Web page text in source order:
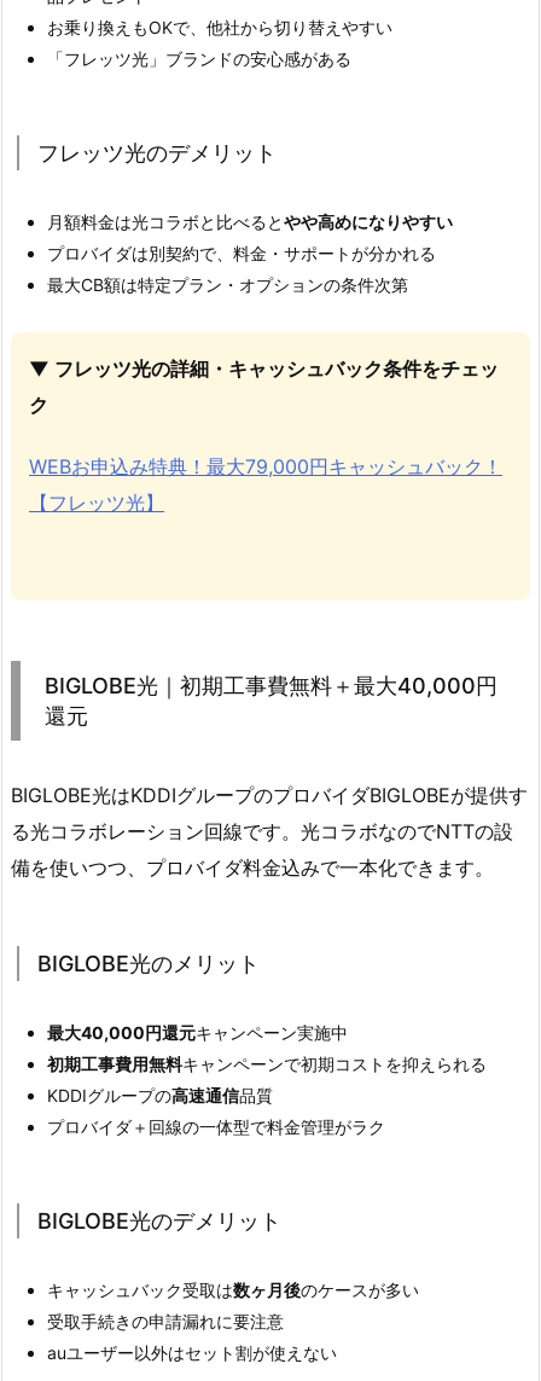
お乗り換えもOKで、他社から切り替えやすい
「フレッツ光」ブランドの安心感がある
フレッツ光のデメリット
月額料金は光コラボと比べるとやや高めになりやすい
プロバイダは別契約で、料金・サポートが分かれる
最大CB額は特定プラン・オプションの条件次第
▼ フレッツ光の詳細・キャッシュバック条件をチェッ
ク
WEBお申込み特典！最大79,000円キャッシュバック！
【フレッツ光】
BIGLOBE光｜初期工事費無料＋最大40,000円
還元
BIGLOBE光はKDDIグループのプロバイダBIGLOBEが提供す
る光コラボレーション回線です。光コラボなのでNTTの設
備を使いつつ、プロバイダ料金込みで一本化できます。
BIGLOBE光のメリット
最大40,000円還元キャンペーン実施中
初期工事費用無料キャンペーンで初期コストを抑えられる
KDDIグループの高速通信品質
プロバイダ＋回線の一体型で料金管理がラク
BIGLOBE光のデメリット
キャッシュバック受取は数ヶ月後のケースが多い
受取手続きの申請漏れに要注意
auユーザー以外はセット割が使えない